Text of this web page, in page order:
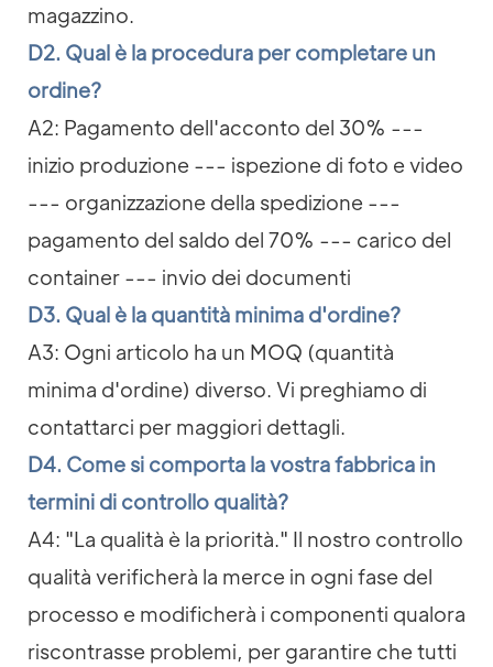
magazzino.
D2. Qual è la procedura per completare un
ordine?
A2: Pagamento dell'acconto del 30% ---
inizio produzione --- ispezione di foto e video
--- organizzazione della spedizione ---
pagamento del saldo del 70% --- carico del
container --- invio dei documenti
D3. Qual è la quantità minima d'ordine?
A3: Ogni articolo ha un MOQ (quantità
minima d'ordine) diverso. Vi preghiamo di
contattarci per maggiori dettagli.
D4. Come si comporta la vostra fabbrica in
termini di controllo qualità?
A4: "La qualità è la priorità." Il nostro controllo
qualità verificherà la merce in ogni fase del
processo e modificherà i componenti qualora
riscontrasse problemi, per garantire che tutti